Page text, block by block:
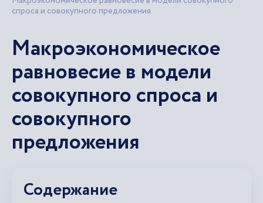
спроса и совокупного предложения
Макроэкономическое
равновесие в модели
совокупного спроса и
совокупного
предложения
Содержание